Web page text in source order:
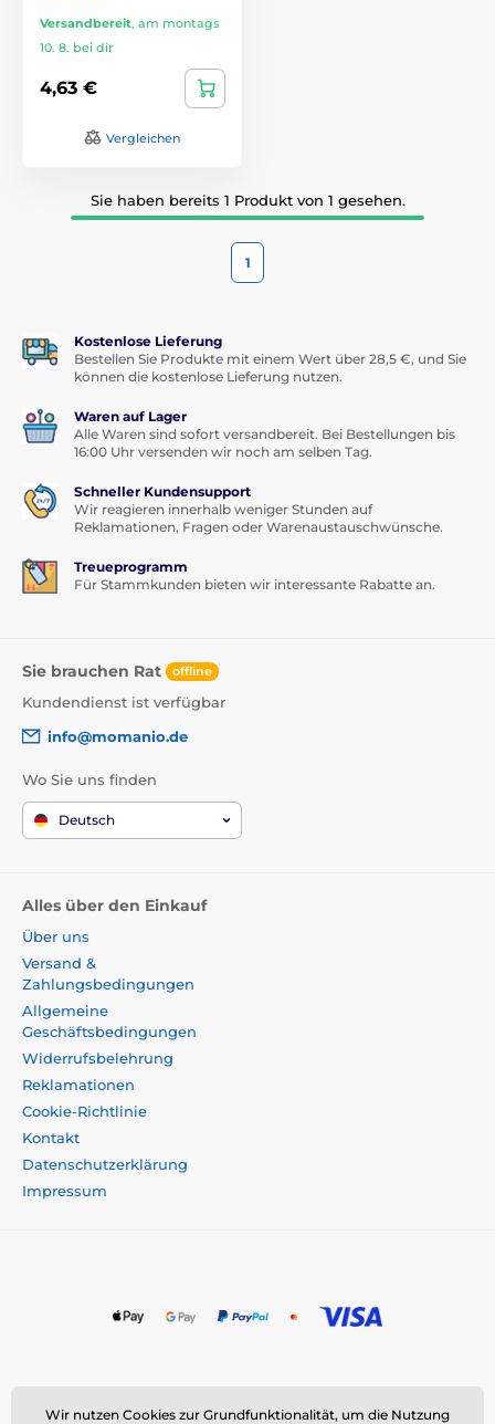
Versandbereit, am montags
10. 8. bei dir
4,63 €
Vergleichen
Sie haben bereits 1 Produkt von 1 gesehen.
1
Kostenlose Lieferung
Bestellen Sie Produkte mit einem Wert über 28,5 €, und Sie
können die kostenlose Lieferung nutzen.
Waren auf Lager
Alle Waren sind sofort versandbereit. Bei Bestellungen bis
16:00 Uhr versenden wir noch am selben Tag.
Schneller Kundensupport
Wir reagieren innerhalb weniger Stunden auf
Reklamationen, Fragen oder Warenaustauschwünsche.
Treueprogramm
Für Stammkunden bieten wir interessante Rabatte an.
Sie brauchen Rat offline
Kundendienst ist verfügbar
info@momanio.de
Wo Sie uns finden
Deutsch
Alles über den Einkauf
Über uns
Versand &
Zahlungsbedingungen
Allgemeine
Geschäftsbedingungen
Widerrufsbelehrung
Reklamationen
Cookie-Richtlinie
Kontakt
Datenschutzerklärung
Impressum
Momanio s.r.o., Okružní 361/14, 747 18 Píšť, Tschechische
Wir nutzen Cookies zur Grundfunktionalität, um die Nutzung